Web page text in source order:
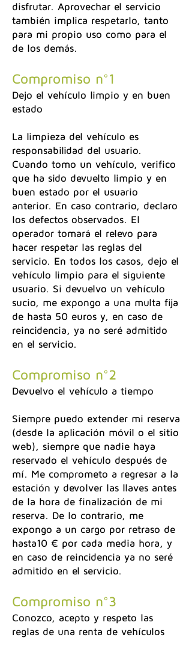
disfrutar. Aprovechar el servicio
también implica respetarlo, tanto
para mi propio uso como para el
de los demás.
Compromiso n°1
Dejo el vehículo limpio y en buen
estado
La limpieza del vehículo es
responsabilidad del usuario.
Cuando tomo un vehículo, verifico
que ha sido devuelto limpio y en
buen estado por el usuario
anterior. En caso contrario, declaro
los defectos observados. El
operador tomará el relevo para
hacer respetar las reglas del
servicio. En todos los casos, dejo el
vehículo limpio para el siguiente
usuario. Si devuelvo un vehículo
sucio, me expongo a una multa fija
de hasta 50 euros y, en caso de
reincidencia, ya no seré admitido
en el servicio.
Compromiso n°2
Devuelvo el vehículo a tiempo
Siempre puedo extender mi reserva
(desde la aplicación móvil o el sitio
web), siempre que nadie haya
reservado el vehículo después de
mí. Me comprometo a regresar a la
estación y devolver las llaves antes
de la hora de finalización de mi
reserva. De lo contrario, me
expongo a un cargo por retraso de
hasta10 € por cada media hora, y
en caso de reincidencia ya no seré
admitido en el servicio.
Compromiso n°3
Conozco, acepto y respeto las
reglas de una renta de vehículos